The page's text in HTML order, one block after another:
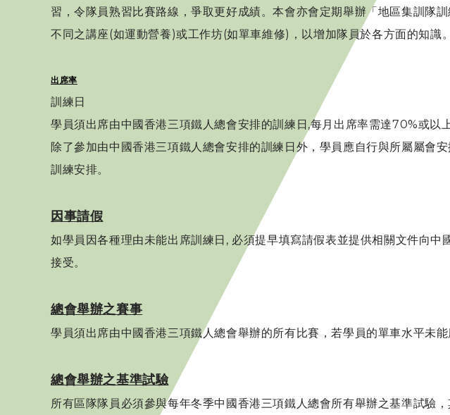
習，令隊員熟習比賽路線，爭取更好成績。本會亦會定期舉辦「地區集訓隊
不同之講座(如運動營養)或工作坊(如單車維修)，以增加隊員於各方面的知識。
出席率
訓練日
學員須出席由中國香港三項鐵人總會安排的訓練日,每月出席率需達70%或以
除了參加由中國香港三項鐵人總會安排的訓練日外，學員應自行與所屬屬會
訓練安排。
因事請假
如學員因各種理由未能出席訓練日, 必須提早填寫請假表並提供相關文件向
接受。
總會舉辦之賽事
學員須出席由中國香港三項鐵人總會舉辦的所有比賽，若學員的單車水平未能
總會舉辦之基準試驗
所有區隊隊員必須參與每年冬季中國香港三項鐵人總會所有舉辦之基準試驗